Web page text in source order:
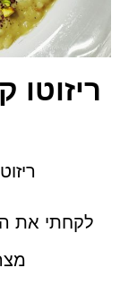
ריזוטו
לקחתי את